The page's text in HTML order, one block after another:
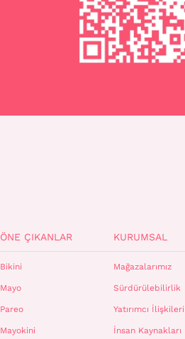
ÖNE ÇIKANLAR
Bikini
Mayo
Pareo
Mayokini
KURUMSAL
Mağazalarımız
Sürdürülebilirlik
Yatırımcı İlişkileri
İnsan Kaynakları